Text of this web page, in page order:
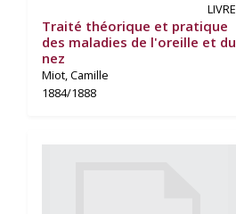
LIVRE
Traité théorique et pratique
des maladies de l'oreille et du
nez
Miot, Camille
1884/1888